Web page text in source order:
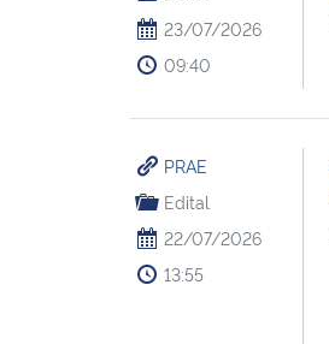
23/07/2026
09:40
PRAE
Edital
22/07/2026
13:55